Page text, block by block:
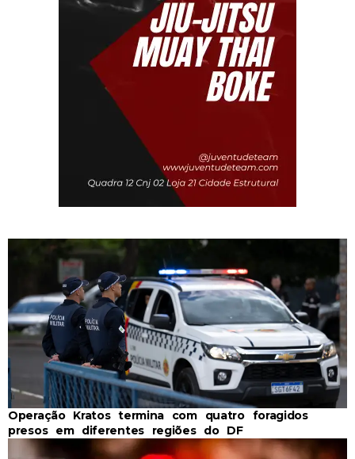
Operação Kratos termina com quatro foragidos
presos em diferentes regiões do DF